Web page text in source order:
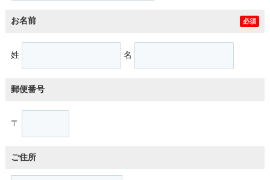
お名前 必須
姓 名
郵便番号
〒
ご住所